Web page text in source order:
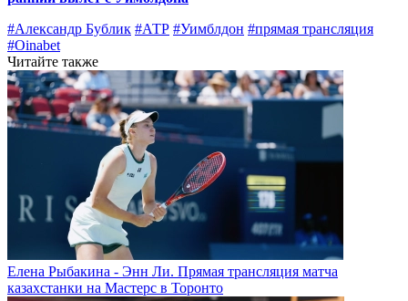
#Александр Бублик #АТР #Уимблдон #прямая трансляция
#Oinabet
Читайте также
Елена Рыбакина - Энн Ли. Прямая трансляция матча
казахстанки на Мастерс в Торонто